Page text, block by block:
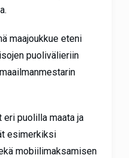
maajoukkue eteni
puolivälieriin
puolilla maata ja
esimerkiksi
mobiilimaksamisen